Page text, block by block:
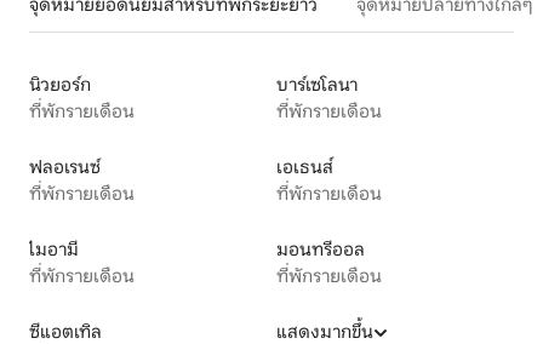
จุดหมายยอดนิยมสำหรับที่พักระยะยาว จุดหมายปลายทางใกล้ๆ
นิวยอร์ก
ที่พักรายเดือน
บาร์เซโลนา
ที่พักรายเดือน
ฟลอเรนซ์
ที่พักรายเดือน
เอเธนส์
ที่พักรายเดือน
ไมอามี
ที่พักรายเดือน
มอนทรีออล
ที่พักรายเดือน
ซีแอตเทิล
แสดงมากขึ้น